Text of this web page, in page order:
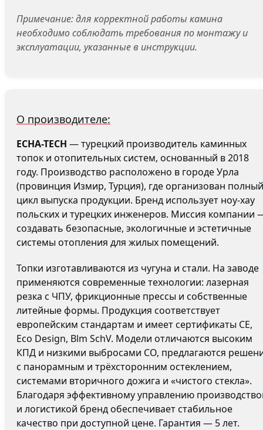
Примечание: для корректной работы камина
необходимо соблюдать требования по монтажу и
эксплуатации, указанные в инструкции.
О производителе:
ECHA-TECH — турецкий производитель каминных
топок и отопительных систем, основанный в 2018
году. Производство расположено в городе Урла
(провинция Измир, Турция), где организован полный
цикл выпуска продукции. Бренд использует ноу-хау
польских и турецких инженеров. Миссия компании
создавать безопасные, экологичные и эстетичные
системы отопления для жилых помещений.
Топки изготавливаются из чугуна и стали. На заводе
применяются современные технологии: лазерная
резка с ЧПУ, фрикционные прессы и собственные
литейные формы. Продукция соответствует
европейским стандартам и имеет сертификаты CE,
Eco Design, Blm SchV. Модели отличаются высоким
КПД и низкими выбросами CO, предлагаются
с панорамным и трёхсторонним остеклением,
системами вторичного дожига и «чистого стекла».
Благодаря эффективному управлению
и логистикой бренд обеспечивает стабильное
качество при доступной цене. Гарантия — 5 лет.